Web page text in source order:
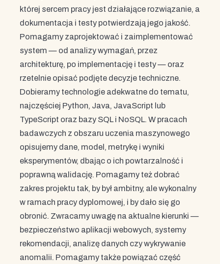
której sercem pracy jest działające rozwiązanie, a
dokumentacja i testy potwierdzają jego jakość.
Pomagamy zaprojektować i zaimplementować
system — od analizy wymagań, przez
architekturę, po implementację i testy — oraz
rzetelnie opisać podjęte decyzje techniczne.
Dobieramy technologie adekwatne do tematu,
najczęściej Python, Java, JavaScript lub
TypeScript oraz bazy SQL i NoSQL. W pracach
badawczych z obszaru uczenia maszynowego
opisujemy dane, model, metrykę i wyniki
eksperymentów, dbając o ich powtarzalność i
poprawną walidację. Pomagamy też dobrać
zakres projektu tak, by był ambitny, ale wykonalny
w ramach pracy dyplomowej, i by dało się go
obronić. Zwracamy uwagę na aktualne kierunki —
bezpieczeństwo aplikacji webowych, systemy
rekomendacji, analizę danych czy wykrywanie
anomalii. Pomagamy także powiązać część